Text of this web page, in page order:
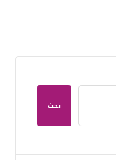
بحث